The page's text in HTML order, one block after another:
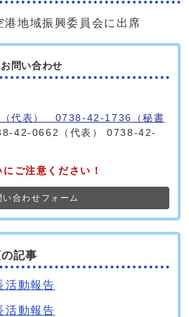
港地域振興委員会に出席
お問い合わせ
代表） 0738-42-1736（秘書
42-0662（代表） 0738-42-
ご注意ください！
い合わせフォーム
記事
活動報告
活動報告